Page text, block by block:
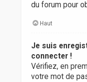
du forum pour
Haut
Je suis
connecter !
Vérifiez, en
votre mot de